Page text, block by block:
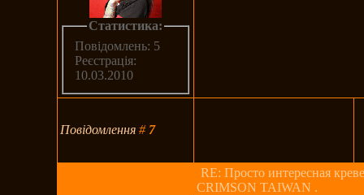
Статистика:
Повідомлень: 5
Реєстрація:
10.03.2010
Повідомлення# 7
RE: Просто интересная
CRIMSON TAIWAN .